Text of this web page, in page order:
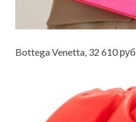
Bottega Venetta, 32 610 руб